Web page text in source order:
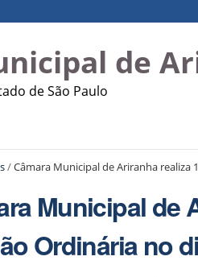
de
de São Paulo
/Câmara Municipal de Ariranha realiza
Municipal de
Ordinária no